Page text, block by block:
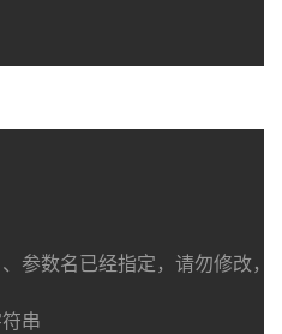
参数名已经指定，请勿修改，
串